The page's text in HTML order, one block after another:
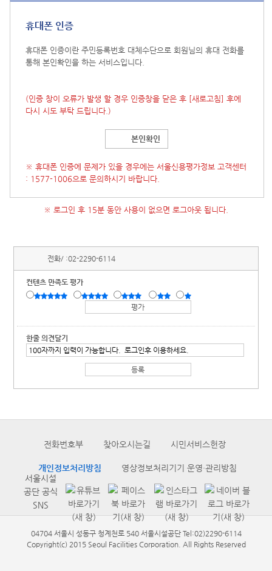
휴대폰 인증
휴대폰 인증이란 주민등록번호 대체수단으로 회원님의 휴대 전화를
통해 본인확인을 하는 서비스입니다.
(인증 창이 오류가 발생 할 경우 인증창을 닫은 후 [새로고침] 후에
다시 시도 부탁 드립니다.)
본인확인
※ 휴대폰 인증에 문제가 있을 경우에는 서울신용평가정보 고객센터
: 1577-1006으로 문의하시기 바랍니다.
※ 로그인 후 15분 동안 사용이 없으면 로그아웃 됩니다.
전화/ :02-2290-6114
컨텐츠 만족도 평가
한줄 의견달기
전화번호부 찾아오시는길 시민서비스헌장
개인정보처리방침
영상정보처리기기 운영·관리방침
서울시설
공단 공식
SNS
04704 서울시 성동구 청계천로 540 서울시설공단 Tel:02)2290-6114
Copyright(c) 2015 Seoul Facilities Corporation. All Rights Reserved